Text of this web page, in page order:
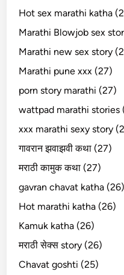
Hot sex marathi katha
Marathi Blowjob sex
Marathi new sex story
Marathi pune xxx (27)
porn story marathi (27)
wattpad marathi stories
xxx marathi sexy story
गावरान झवाझवी कथा (27)
मराठी कामुक कथा (27)
gavran chavat katha (26)
Hot marathi katha (26)
Kamuk katha (26)
मराठी सेक्स story (26)
Chavat goshti (25)